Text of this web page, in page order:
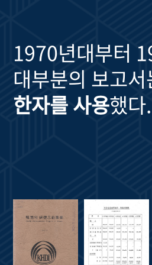
1970년대부터
대부분의 보고
한자를 사용했다.